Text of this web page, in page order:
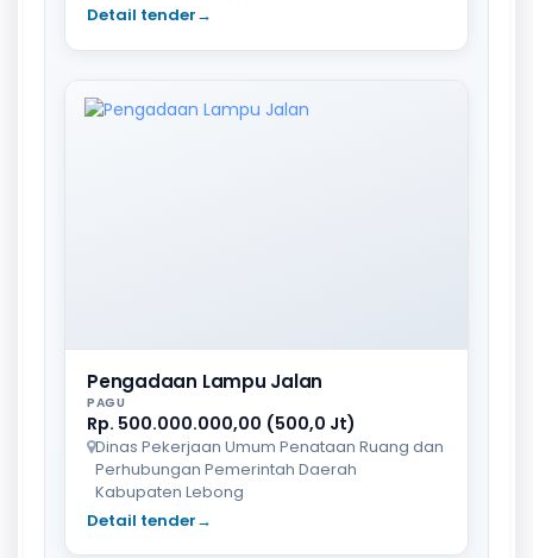
Detail tender→
Pengadaan Lampu Jalan
PAGU
Rp. 500.000.000,00 (500,0 Jt)
Dinas Pekerjaan Umum Penataan Ruang dan
Perhubungan Pemerintah Daerah
Kabupaten Lebong
Detail tender→